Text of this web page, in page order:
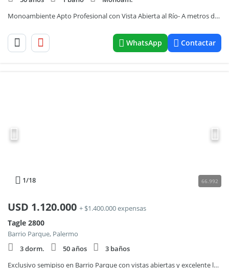
Monoambiente Apto Profesional con Vista Abierta al Río- A metros de Plaza Italia-
WhatsApp Contactar
1/18 66.992
USD 1.120.000 + $1.400.000 expensas
Tagle 2800
Barrio Parque, Palermo
3 dorm.
50 años
3 baños
Exclusivo semipiso en Barrio Parque con vistas abiertas y excelente luminosidad